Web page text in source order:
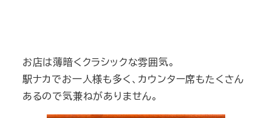
お店は薄暗くクラシックな雰囲気。
駅ナカでお一人様も多く、カウンター席もたくさん
あるので気兼ねがありません。